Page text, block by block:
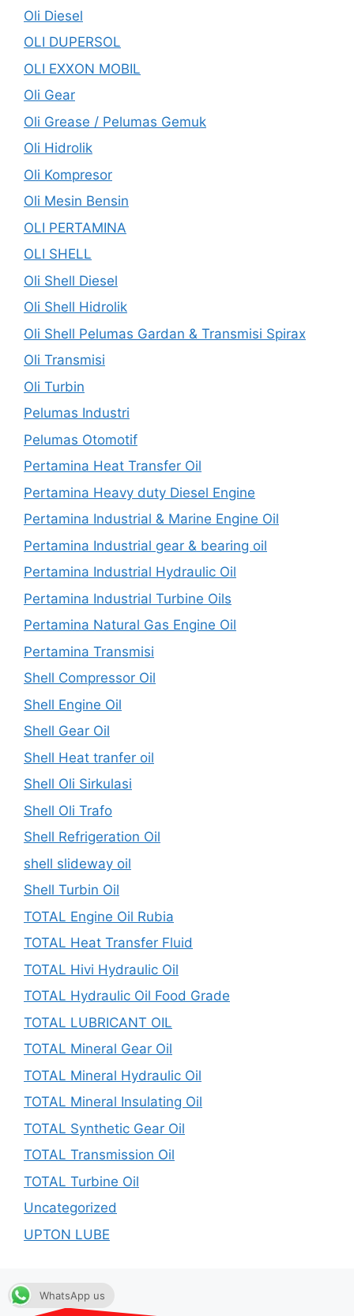
Oli Diesel
OLI DUPERSOL
OLI EXXON MOBIL
Oli Gear
Oli Grease / Pelumas Gemuk
Oli Hidrolik
Oli Kompresor
Oli Mesin Bensin
OLI PERTAMINA
OLI SHELL
Oli Shell Diesel
Oli Shell Hidrolik
Oli Shell Pelumas Gardan & Transmisi Spirax
Oli Transmisi
Oli Turbin
Pelumas Industri
Pelumas Otomotif
Pertamina Heat Transfer Oil
Pertamina Heavy duty Diesel Engine
Pertamina Industrial & Marine Engine Oil
Pertamina Industrial gear & bearing oil
Pertamina Industrial Hydraulic Oil
Pertamina Industrial Turbine Oils
Pertamina Natural Gas Engine Oil
Pertamina Transmisi
Shell Compressor Oil
Shell Engine Oil
Shell Gear Oil
Shell Heat tranfer oil
Shell Oli Sirkulasi
Shell Oli Trafo
Shell Refrigeration Oil
shell slideway oil
Shell Turbin Oil
TOTAL Engine Oil Rubia
TOTAL Heat Transfer Fluid
TOTAL Hivi Hydraulic Oil
TOTAL Hydraulic Oil Food Grade
TOTAL LUBRICANT OIL
TOTAL Mineral Gear Oil
TOTAL Mineral Hydraulic Oil
TOTAL Mineral Insulating Oil
TOTAL Synthetic Gear Oil
TOTAL Transmission Oil
TOTAL Turbine Oil
Uncategorized
UPTON LUBE
WhatsApp us